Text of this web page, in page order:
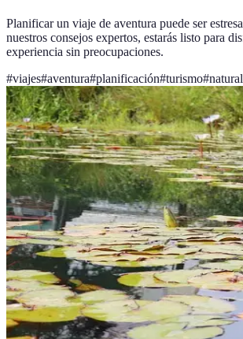
Planificar un viaje de aventura puede ser
nuestros consejos expertos, estarás listo para
experiencia sin preocupaciones.
#viajes#aventura#planificación#turismo#